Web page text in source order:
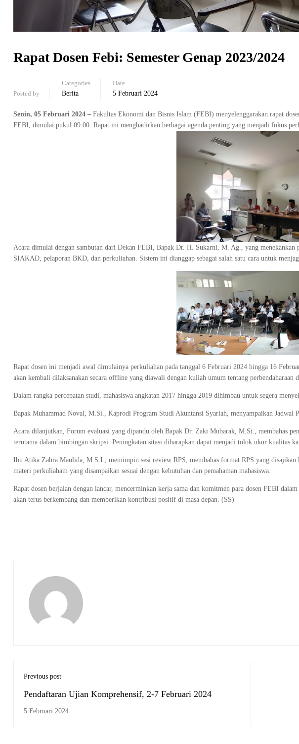
Rapat Dosen Febi: Semester Genap 2023/2024
Posted by
Categories
Berita
Date
5 Februari 2024
Senin, 05 Februari 2024 – Fakultas Ekonomi dan Bisnis Islam (FEBI) menyelenggarakan rapat
FEBI, dimulai pukul 09.00. Rapat ini menghadirkan berbagai agenda penting yang menjadi fokus
Acara dimulai dengan sambutan dari Dekan FEBI, Bapak Dr. H. Sukarni, M. Ag., yang
SIAKAD, pelaporan BKD, dan perkuliahan. Sistem ini dianggap sebagai salah satu cara untuk
Rapat dosen ini menjadi awal dimulainya perkuliahan pada tanggal 6 Februari 2024 hingga 16
akan kembali dilaksanakan secara offline yang diawali dengan kuliah umum tentang perbendaharaan
Dalam rangka percepatan studi, mahasiswa angkatan 2017 hingga 2019 dihimbau untuk segera
Bapak Muhammad Noval, M.Si., Kaprodi Program Studi Akuntansi Syariah, menyampaikan Jadwal
Acara dilanjutkan, Forum evaluasi yang dipandu oleh Bapak Dr. Zaki Mubarak, M.Si., membahas
terutama dalam bimbingan skripsi. Peningkatan sitasi diharapkan dapat menjadi tolok ukur kualitas
Ibu Atika Zahra Maulida, M.S.I., memimpin sesi review RPS, membahas format RPS yang disajikan
materi perkuliaham yang disampaikan sesuai dengan kebutuhan dan pemahaman mahasiswa.
Rapat dosen berjalan dengan lancar, mencerminkan kerja sama dan komitmen para dosen FEBI
akan terus berkembang dan memberikan kontribusi positif di masa depan. (SS)
Previous post
Pendaftaran Ujian Komprehensif, 2-7 Februari 2024
5 Februari 2024